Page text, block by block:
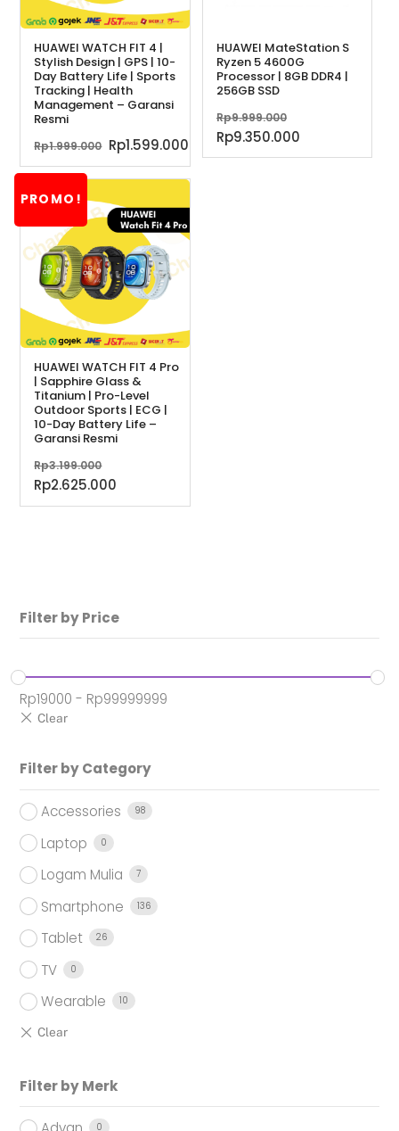
HUAWEI WATCH FIT 4 |
Stylish Design | GPS | 10-
Day Battery Life | Sports
Tracking | Health
Management – Garansi
Resmi
Rp1.999.000 Harga
aslinya
adalah:
Rp1.999.000.
Rp1.599.000 Harga
saat
ini
adalah:
HUAWEI MateStation S
Ryzen 5 4600G
Processor | 8GB DDR4 |
256GB SSD
Rp9.999.000
aslinya
adalah:
Rp9.350.000Harga
saat
PROMO!
HUAWEI WATCH FIT 4 Pro
| Sapphire Glass &
Titanium | Pro-Level
Outdoor Sports | ECG |
10-Day Battery Life –
Garansi Resmi
Rp3.199.000
aslinya
adalah:
Rp2.625.000
saat
Filter by Price
Rp19000 - Rp99999999
Filter by Category
Accessories 98
Laptop 0
Logam Mulia 7
Smartphone 136
Tablet 26
TV 0
Wearable 10
Filter by Merk
0